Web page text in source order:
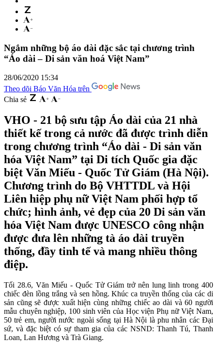
Ngắm những bộ áo dài đặc sắc tại chương trình
“Áo dài – Di sản văn hoá Việt Nam”
28/06/2020 15:34
Theo dõi Báo Văn Hóa trên
Chia sẻ
VHO - 21 bộ sưu tập Áo dài của 21 nhà
thiết kế trong cả nước đã được trình diễn
trong chương trình “Áo dài - Di sản văn
hóa Việt Nam” tại Di tích Quốc gia đặc
biệt Văn Miếu - Quốc Tử Giám (Hà Nội).
Chương trình do Bộ VHTTDL và Hội
Liên hiệp phụ nữ Việt Nam phối hợp tổ
chức; hình ảnh, vẻ đẹp của 20 Di sản văn
hóa Việt Nam được UNESCO công nhận
được đưa lên những tà áo dài truyền
thống, đầy tinh tế và mang nhiều thông
điệp.
Tối 28.6, Văn Miếu - Quốc Tử Giám trở nên lung linh trong 400
chiếc đèn lồng trắng và sen hồng. Khúc ca truyền thống của các di
sản cũng sẽ được xuất hiện cùng những chiếc ao dài và 60 người
mẫu chuyên nghiệp, 100 sinh viên của Học viện Phụ nữ Việt Nam,
50 trẻ em, người nước ngoài sống tại Hà Nội là phu nhân các Đại
sứ, và đặc biệt có sự tham gia của các NSND: Thanh Tú, Thanh
Loan, Lan Hương và Trà Giang.